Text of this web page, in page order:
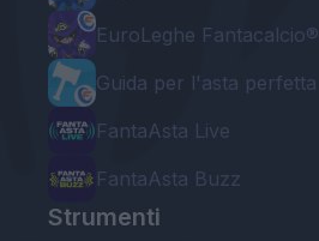
EuroLeghe Fantacalcio®
Guida per l'asta perfetta
FantaAsta Live
FantaAsta Buzz
Strumenti